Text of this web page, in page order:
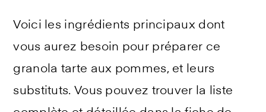
Voici les ingrédients principaux dont
vous aurez besoin pour préparer ce
granola tarte aux pommes, et leurs
substituts. Vous pouvez trouver la liste